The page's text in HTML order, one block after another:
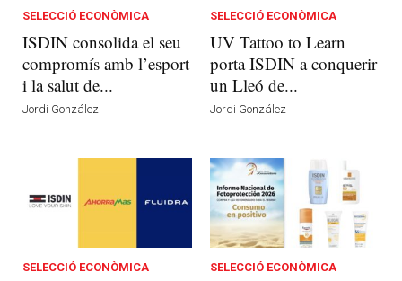
SELECCIÓ ECONÒMICA
ISDIN consolida el seu
compromís amb l’esport
i la salut de...
Jordi González
SELECCIÓ ECONÒMICA
UV Tattoo to Learn
porta ISDIN a conquerir
un Lleó de...
Jordi González
SELECCIÓ ECONÒMICA SELECCIÓ ECONÒMICA